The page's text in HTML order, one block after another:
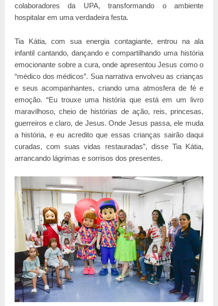
colaboradores da UPA, transformando o ambiente
hospitalar em uma verdadeira festa.
Tia Kátia, com sua energia contagiante, entrou na ala
infantil cantando, dançando e compartilhando uma história
emocionante sobre a cura, onde apresentou Jesus como o
“médico dos médicos”. Sua narrativa envolveu as crianças
e seus acompanhantes, criando uma atmosfera de fé e
emoção. “Eu trouxe uma história que está em um livro
maravilhoso, cheio de histórias de ação, reis, princesas,
guerreiros e claro, de Jesus. Onde Jesus passa, ele muda
a história, e eu acredito que essas crianças sairão daqui
curadas, com suas vidas restauradas”, disse Tia Kátia,
arrancando lágrimas e sorrisos dos presentes.